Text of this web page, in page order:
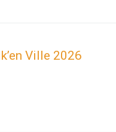
Ville 2026